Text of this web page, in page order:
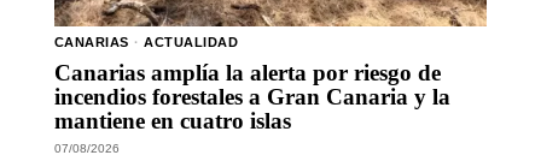
CANARIAS · ACTUALIDAD
Canarias amplía la alerta por riesgo de
incendios forestales a Gran Canaria y la
mantiene en cuatro islas
07/08/2026